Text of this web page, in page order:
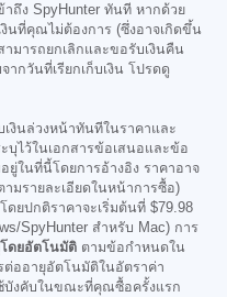
าถึง SpyHunter ทันที หากด้วย
งินที่คุณไม่ต้องการ (ซึ่งอาจเกิดขึ้น
มารถยกเลิกและขอรับเงินคืน
กวันที่เรียกเก็บเงิน โปรดดู
งินล่วงหน้าทันทีในราคาและ
บุไว้ในเอกสารข้อเสนอและข้อ
ยู่ในที่นี้โดยการอ้างอิง ราคาอาจ
มรายละเอียดในหน้าการซื้อ)
ดยปกติราคาจะเริ่มต้นที่ $79.98
SpyHunter สำหรับ Mac) การ
ดยอัตโนมัติ ตามข้อกำหนดใน
ต่ออายุอัตโนมัติในอัตราค่า
บังคับในขณะที่คุณซื้อครั้งแรก